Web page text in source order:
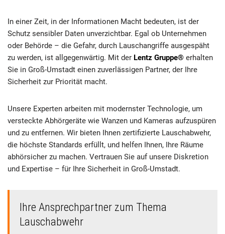
In einer Zeit, in der Informationen Macht bedeuten, ist der
Schutz sensibler Daten unverzichtbar. Egal ob Unternehmen
oder Behörde – die Gefahr, durch Lauschangriffe ausgespäht
zu werden, ist allgegenwärtig. Mit der Lentz Gruppe® erhalten
Sie in Groß-Umstadt einen zuverlässigen Partner, der Ihre
Sicherheit zur Priorität macht.
Unsere Experten arbeiten mit modernster Technologie, um
versteckte Abhörgeräte wie Wanzen und Kameras aufzuspüren
und zu entfernen. Wir bieten Ihnen zertifizierte Lauschabwehr,
die höchste Standards erfüllt, und helfen Ihnen, Ihre Räume
abhörsicher zu machen. Vertrauen Sie auf unsere Diskretion
und Expertise – für Ihre Sicherheit in Groß-Umstadt.
Ihre Ansprechpartner zum Thema
Lauschabwehr